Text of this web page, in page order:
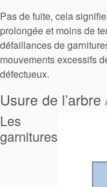
Pas de fuite, cela
prolongée et moins de
défaillances de
mouvements excessifs
défectueux.
Usure de
Les
garnitures